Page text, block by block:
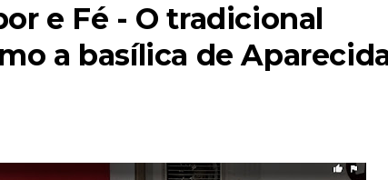
e Fé - O tradicional
a basílica de